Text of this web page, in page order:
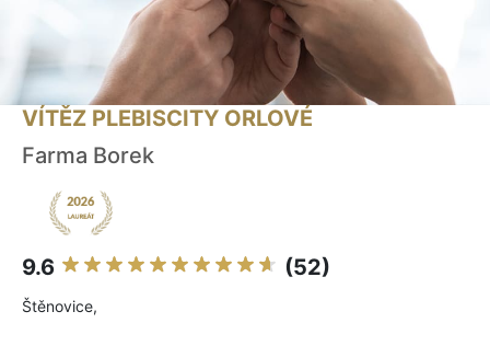
VÍTĚZ PLEBISCITY ORLOVÉ
Farma Borek
9.6 (52)
Štěnovice,